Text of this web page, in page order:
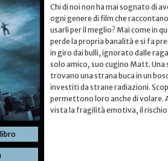
Chi di noi non ha mai sognato di
ogni genere di film che
usarli per il meglio? Mai come in
perde la propria banalità e si fa
in giro dai bulli, ignorato dalle
solo amico, suo cugino Matt. Una
trovano una strana buca in un
investiti da strane radiazioni.
permettono loro anche di volare.
vista la fragilità emotiva, il